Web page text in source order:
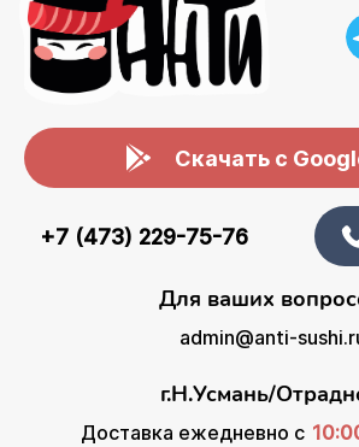
Скачать с
+7 (473) 229-75-76
Для ваших
admin@anti-
г.Н.Усмань/
Доставка ежедневно с